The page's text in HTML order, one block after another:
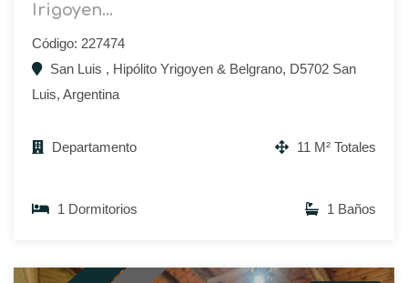
Irigoyen...
Código: 227474
San Luis , Hipólito Yrigoyen & Belgrano, D5702 San
Luis, Argentina
Departamento 11 M² Totales
1 Dormitorios 1 Baños